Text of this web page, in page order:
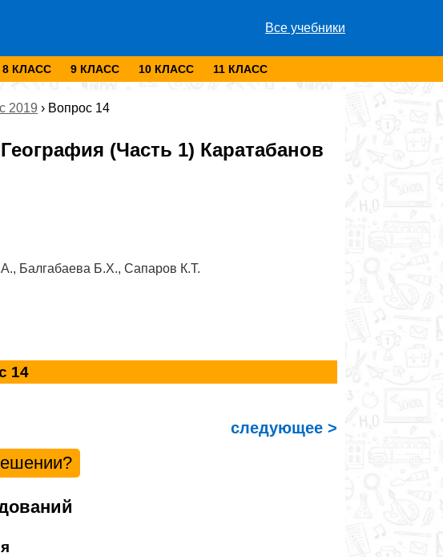
Все учебники
8 КЛАСС 9 КЛАСС 10 КЛАСС 11 КЛАСС
2019 › Вопрос 14
(Часть 1) Каратабанов
Балгабаева Б.Х., Сапаров К.Т.
14
следующее >